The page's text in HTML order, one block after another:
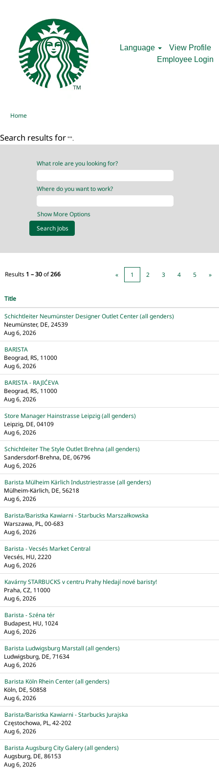
Language
View Profile
Employee Login
Home
Search results for "".
What role are you looking for?
Where do you want to work?
Show More Options
Results 1 – 30of266 « 1 2 3 4 5 »
Title
Schichtleiter Neumünster Designer Outlet Center (all genders)
Neumünster, DE, 24539
Aug 6, 2026
BARISTA
Beograd, RS, 11000
Aug 6, 2026
BARISTA - RAJIĆEVA
Beograd, RS, 11000
Aug 6, 2026
Store Manager Hainstrasse Leipzig (all genders)
Leipzig, DE, 04109
Aug 6, 2026
Schichtleiter The Style Outlet Brehna (all genders)
Sandersdorf-Brehna, DE, 06796
Aug 6, 2026
Barista Mülheim Kärlich Industriestrasse (all genders)
Mülheim-Kärlich, DE, 56218
Aug 6, 2026
Barista/Baristka Kawiarni - Starbucks Marszałkowska
Warszawa, PL, 00-683
Aug 6, 2026
Barista - Vecsés Market Central
Vecsés, HU, 2220
Aug 6, 2026
Kavárny STARBUCKS v centru Prahy hledají nové baristy!
Praha, CZ, 11000
Aug 6, 2026
Barista - Széna tér
Budapest, HU, 1024
Aug 6, 2026
Barista Ludwigsburg Marstall (all genders)
Ludwigsburg, DE, 71634
Aug 6, 2026
Barista Köln Rhein Center (all genders)
Köln, DE, 50858
Aug 6, 2026
Barista/Baristka Kawiarni - Starbucks Jurajska
Częstochowa, PL, 42-202
Aug 6, 2026
Barista Augsburg City Galery (all genders)
Augsburg, DE, 86153
Aug 6, 2026